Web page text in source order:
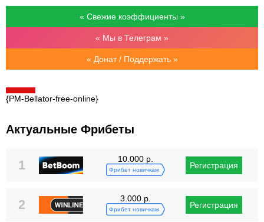
« Свежие коэффициенты »
« Мы в Телеграм »
« Донат / Поддержать »
{PM-Bellator-free-online}
Актуальные Фрибеты
1 10.000 р.
Фрибет новичкам Регистрация
2 3.000 р.
Фрибет новичкам Регистрация